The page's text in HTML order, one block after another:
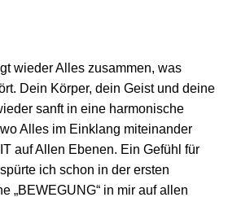
wieder Alles zusammen, was
Dein Körper, dein Geist und deine
sanft in eine harmonische
Alles im Einklang miteinander
auf Allen Ebenen. Ein Gefühl für
ich schon in der ersten
„BEWEGUNG“ in mir auf allen